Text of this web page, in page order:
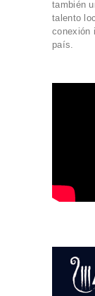
también
talento
conexión
país.